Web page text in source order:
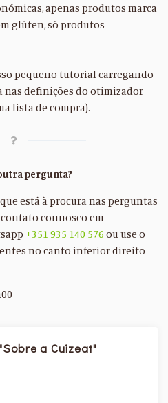
apenas produtos marca
glúten, só produtos
pequeno tutorial carregando
nas definições do otimizador
lista de compra).
pergunta?
está à procura nas perguntas
connosco em
+351 935 140 576 ou use o
no canto inferior direito
a Cuizeat"